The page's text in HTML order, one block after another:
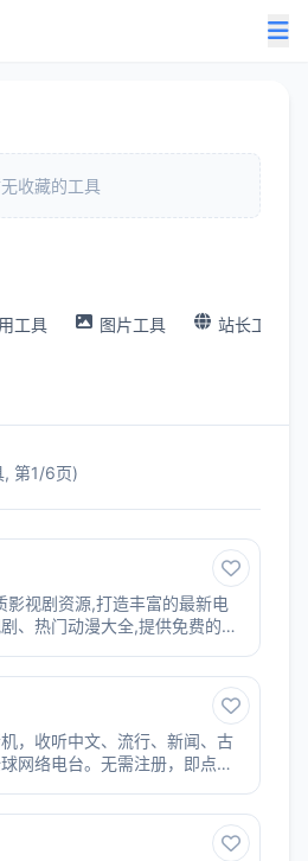
收藏的工具
工具 图片工具 站长工具
, 第1/6页)
影视剧资源,打造丰富的最新电
、热门动漫大全,提供免费的电
，收听中文、流行、新闻、古
网络电台。无需注册，即点即